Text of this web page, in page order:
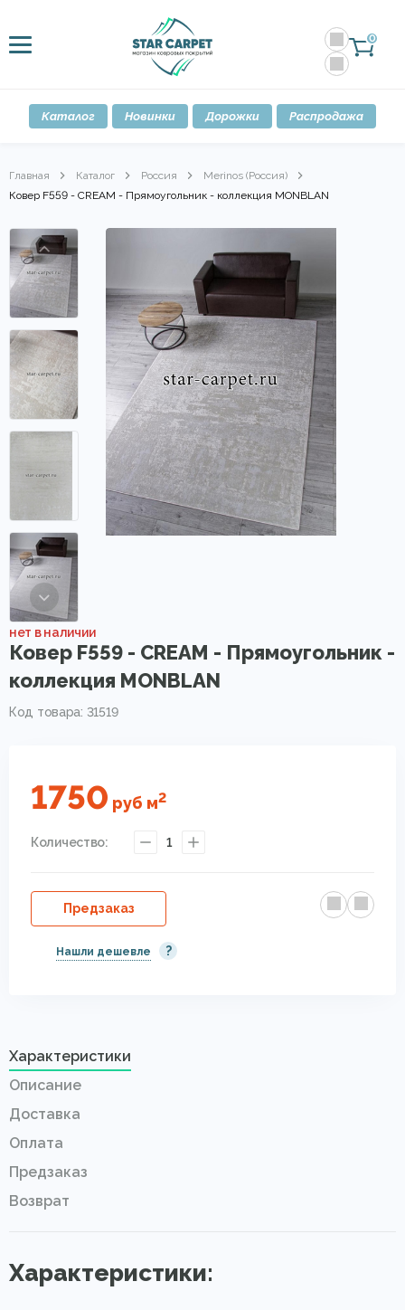
0
Каталог Новинки Дорожки Распродажа
Главная Каталог Россия
Merinos (Россия)
Ковер F559 - CREAM - Прямоугольник - коллекция MONBLAN
нет в наличии
Ковер F559 - CREAM - Прямоугольник -
коллекция MONBLAN
Код товара: 31519
1750 руб м2
Количество: 1
Предзаказ
Нашли дешевле ?
Характеристики
Описание
Доставка
Оплата
Предзаказ
Возврат
Характеристики: